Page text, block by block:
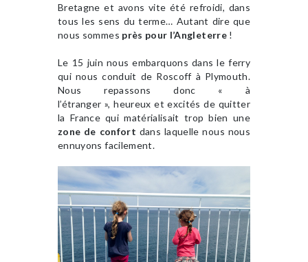
Bretagne et avons vite été refroidi, dans
tous les sens du terme… Autant dire que
nous sommes près pour l’Angleterre!
Le 15 juin nous embarquons dans le ferry
qui nous conduit de Roscoff à Plymouth.
Nous repassons donc « à
l’étranger », heureux et excités de quitter
la France qui matérialisait trop bien une
zone de confort dans laquelle nous nous
ennuyons facilement.